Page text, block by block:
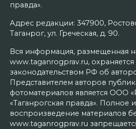
правда».
Адрес редакции: 347900,
Таганрог, ул. Греческая, д. 90.
Вся информация, размещенная
www.taganrogprav.ru, охраняется
законодательством РФ об
Представителем авторов
фотоматериалов является ООО
«Таганрогская правда». Полное
воспроизведение материалов
www.taganrogprav.ru